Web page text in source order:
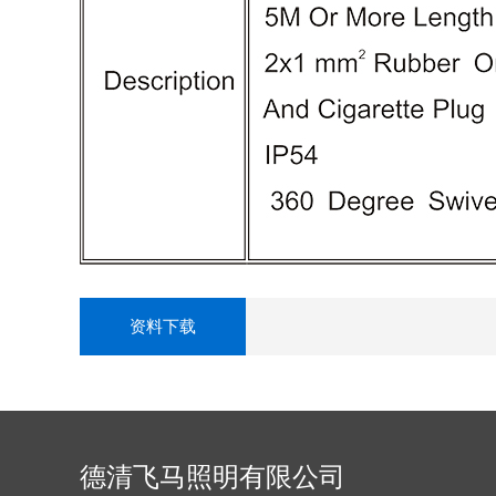
资料下载
德清飞马照明有限公司